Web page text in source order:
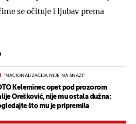
se očituje i ljubav prema
"NACIONALIZACIJA NIJE NA SNAZI"
Keleminec opet pod prozorom
Orešković, nije mu ostala dužna:
što mu je pripremila